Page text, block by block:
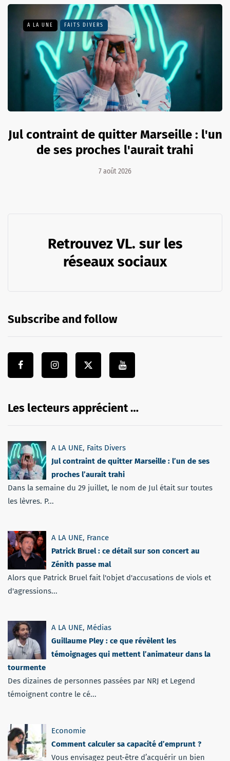
A LA UNE FAITS DIVERS
Jul contraint de quitter Marseille : l'un
de ses proches l'aurait trahi
7 août 2026
Retrouvez VL. sur les
réseaux sociaux
Subscribe and follow
Les lecteurs apprécient …
A LA UNE, Faits Divers
Jul contraint de quitter Marseille : l’un de ses
proches l’aurait trahi
Dans la semaine du 29 juillet, le nom de Jul était sur toutes
les lèvres. P...
A LA UNE, France
Patrick Bruel : ce détail sur son concert au
Zénith passe mal
Alors que Patrick Bruel fait l'objet d'accusations de viols et
d'agressions...
A LA UNE, Médias
Guillaume Pley : ce que révèlent les
témoignages qui mettent l’animateur dans la
tourmente
Des dizaines de personnes passées par NRJ et Legend
témoignent contre le cé...
Economie
Comment calculer sa capacité d’emprunt ?
Vous envisagez peut-être d’acquérir un bien